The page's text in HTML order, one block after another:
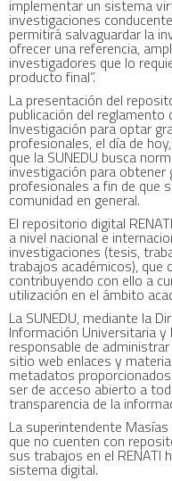
implementar un sistema
investigaciones
permitirá salvaguardar la
ofrecer una referencia,
investigadores que lo
producto final”.
La presentación del
publicación del reglamento
Investigación para optar
profesionales, el día de
que la SUNEDU busca
investigación para
profesionales a fin de que
comunidad en general.
El repositorio digital
a nivel nacional e
investigaciones (tesis,
trabajos académicos), que
contribuyendo con ello a
utilización en el ámbito
La SUNEDU, mediante la
Información Universitaria
responsable de
sitio web enlaces y
metadatos
ser de acceso abierto a
transparencia de la
La superintendente
que no cuenten con
sus trabajos en el RENATI
sistema digital.